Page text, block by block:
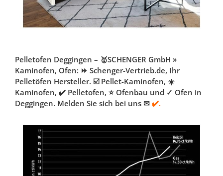
Pelletofen Deggingen – 🥇SCHENGER GmbH »
Kaminofen, Ofen: ⏩ Schenger-Vertrieb.de, Ihr
Pelletöfen Hersteller. ☑️ Pellet-Kaminofen, ☀️
Kaminofen, ✔️ Pelletofen, ⭐ Ofenbau und ✓ Ofen in
Deggingen. Melden Sie sich bei uns ✉ ✔️.